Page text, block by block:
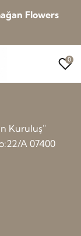
Flowers
0
Kuruluş''
A 07400